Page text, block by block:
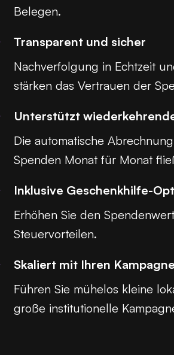
Belegen.
Transparent und sicher
Nachverfolgung in Echtzeit
stärken das Vertrauen der
Unterstützt
Die automatische
Spenden Monat für Monat
Inklusive Geschenkhilfe-
Erhöhen Sie den
Steuervorteilen.
Skaliert mit Ihren
Führen Sie mühelos kleine
große institutionelle